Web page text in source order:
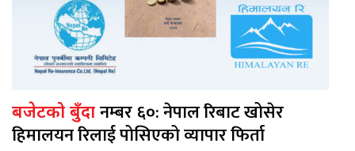
बजेटको बुँदा नम्बर ६०: नेपाल रिबाट खोसेर
हिमालयन रिलाई पोसिएको व्यापार फिर्ता